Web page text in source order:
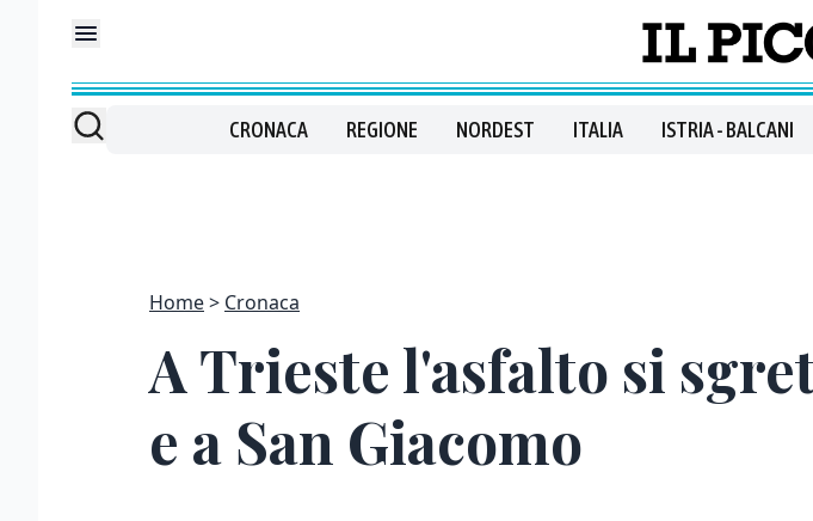
CRONACA REGIONE NORDEST ITALIA ISTRIA - BALCANI
Home Cronaca
A Trieste l'asfalto si
e a San Giacomo